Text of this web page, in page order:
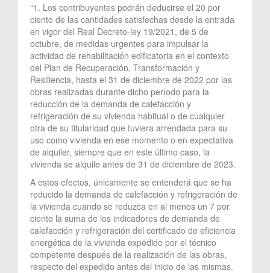
“1. Los contribuyentes podrán deducirse el 20 por
ciento de las cantidades satisfechas desde la entrada
en vigor del Real Decreto-ley 19/2021, de 5 de
octubre, de medidas urgentes para impulsar la
actividad de rehabilitación edificatoria en el contexto
del Plan de Recuperación, Transformación y
Resiliencia, hasta el 31 de diciembre de 2022 por las
obras realizadas durante dicho período para la
reducción de la demanda de calefacción y
refrigeración de su vivienda habitual o de cualquier
otra de su titularidad que tuviera arrendada para su
uso como vivienda en ese momento o en expectativa
de alquiler, siempre que en este último caso, la
vivienda se alquile antes de 31 de diciembre de 2023.
A estos efectos, únicamente se entenderá que se ha
reducido la demanda de calefacción y refrigeración de
la vivienda cuando se reduzca en al menos un 7 por
ciento la suma de los indicadores de demanda de
calefacción y refrigeración del certificado de eficiencia
energética de la vivienda expedido por el técnico
competente después de la realización de las obras,
respecto del expedido antes del inicio de las mismas.